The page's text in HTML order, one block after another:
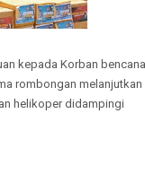
kepada Korban bencana
rombongan melanjutkan
helikoper didampingi